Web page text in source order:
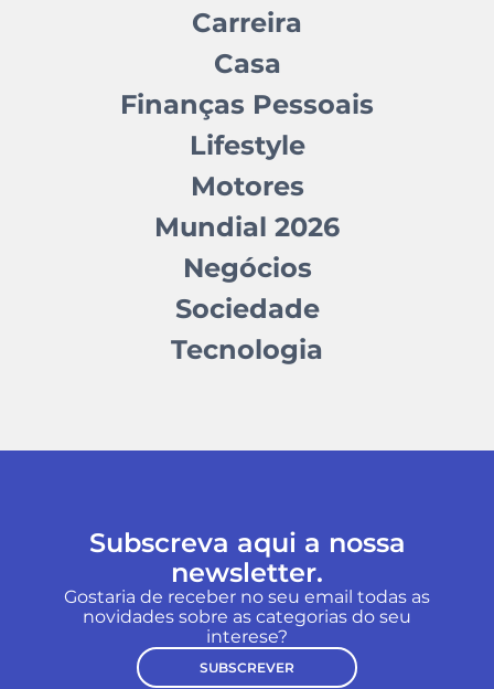
Carreira
Casa
Finanças Pessoais
Lifestyle
Motores
Mundial 2026
Negócios
Sociedade
Tecnologia
Subscreva aqui a nossa
newsletter.
Gostaria de receber no seu email todas as
novidades sobre as categorias do seu
interese?
SUBSCREVER